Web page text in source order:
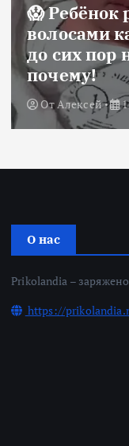
😱 Ребёнок
волосами
до сих пор
почему!
ОтАлексей
О нас
Prikolandia –
https://